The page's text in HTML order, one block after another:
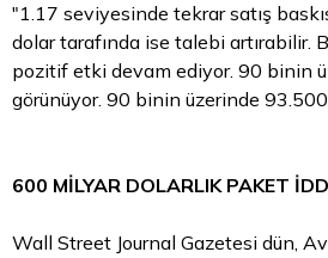
"1.17 seviyesinde tekrar satış
dolar tarafında ise talebi artırabilir.
pozitif etki devam ediyor. 90 binin
görünüyor. 90 binin üzerinde
600 MİLYAR DOLARLIK PAKET
Wall Street Journal Gazetesi dün,